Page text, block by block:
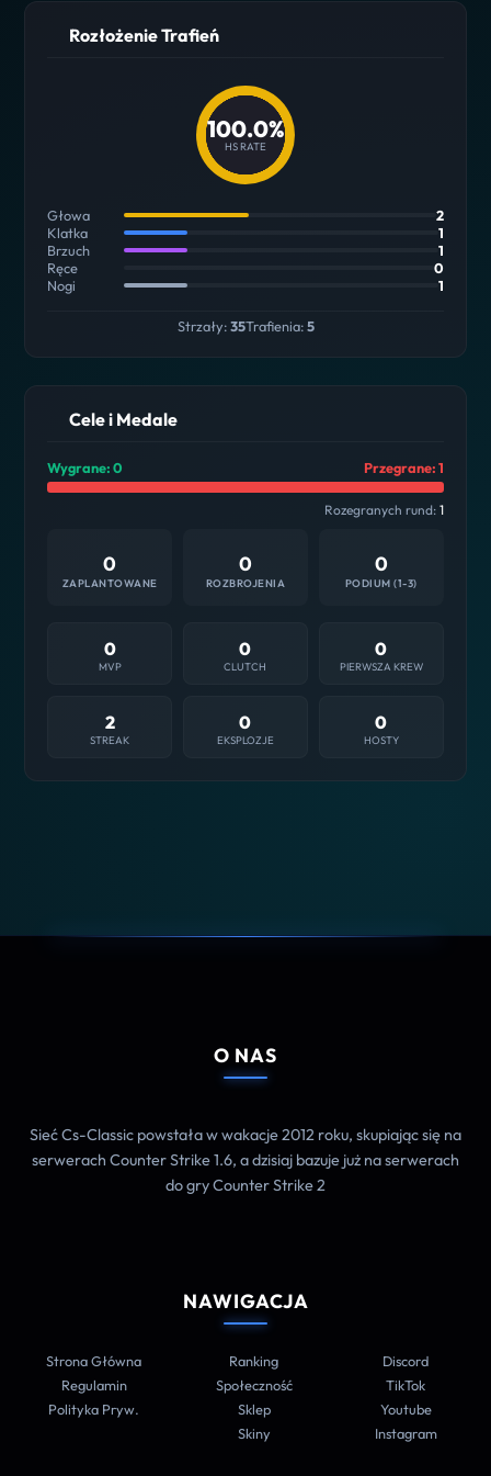
Rozłożenie Trafień
100.0%
HS RATE
Głowa
2
Klatka
1
Brzuch
1
Ręce
0
Nogi
1
Strzały:35Trafienia:5
Cele i Medale
Wygrane: 0 Przegrane: 1
Rozegranych rund: 1
0
ZAPLANTOWANE
0
ROZBROJENIA
0
PODIUM (1-3)
0
MVP
0
CLUTCH
0
PIERWSZA KREW
2
STREAK
0
EKSPLOZJE
0
HOSTY
O NAS
Sieć Cs-Classic powstała w wakacje 2012 roku, skupiając się na
serwerach Counter Strike 1.6, a dzisiaj bazuje już na serwerach
do gry Counter Strike 2
NAWIGACJA
Strona Główna
Regulamin
Polityka Pryw.
Ranking
Społeczność
Sklep
Skiny
Discord
TikTok
Youtube
Instagram